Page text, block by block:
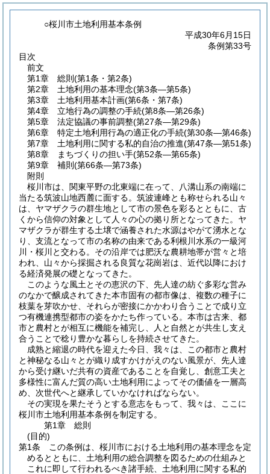
○桜川市土地利用基本条例
平成30年6月15日
条例第33号
目次
前文
第1章
総則 (第1条・第2条)
第2章
土地利用の基本理念(第3条―第5条)
第3章
土地利用基本計画(第6条・第7条)
第4章
立地行為の調整の手続(第8条―第26条)
第5章
法定協議の事前調整(第27条―第29条)
第6章
特定土地利用行為の適正化の手続(第30条―第46条)
第7章
土地利用に関する私的自治の推進(第47条―第51条)
第8章
まちづくりの担い手(第52条―第65条)
第9章
補則 (第66条―第73条)
附則
桜川市は、関東平野の北東端に在って、八溝山系の南端に
当たる筑波山地西麓に面する。筑波連峰とも称せられる山々
は、ヤマザクラの群生地として市の景色を彩るとともに、古
くから信仰の対象として人々の心の拠り所となってきた。ヤ
マザクラが群生する土壌で涵養された水源はやがて湧水とな
り、支流となって市の名称の由来である利根川水系の一級河
川・桜川と交わる。その沿岸では肥沃な農耕地帯が営々と培
われ、山々から採掘される良質な花崗岩は、近代以降におけ
る経済発展の礎となってきた。
このような風土とその恵沢の下、先人達の紡ぐ多彩な営み
のなかで醸成されてきた本市固有の都市像は、複数の種子に
枝葉を芽吹かせ、それらが密接にかかわり合うことで成り立
つ有機連携型都市の姿をかたち作っている。本市は古来、都
市と農村とが相互に機能を補完し、人と自然とが共生し支え
合うことで稔り豊かな暮らしを持続させてきた。
成熟と縮退の時代を迎えた今日、我々は、この都市と農村
と神秘なる山々とが織り成すかけがえのない風景が、先人達
から受け継いだ共有の資産であることを自覚し、創意工夫と
多様性に富んだ質の高い土地利用によってその価値を一層高
め、次世代へと継承していかなければならない。
その実現を果たそうとする意志をもって、我々は、ここに
桜川市土地利用基本条例を制定する。
第1章
総則
(目的)
第1条
この条例は、桜川市における土地利用の基本理念を定
めるとともに、土地利用の総合調整を図るための仕組みと
これに即して行われるべき諸手続、土地利用に関する私的